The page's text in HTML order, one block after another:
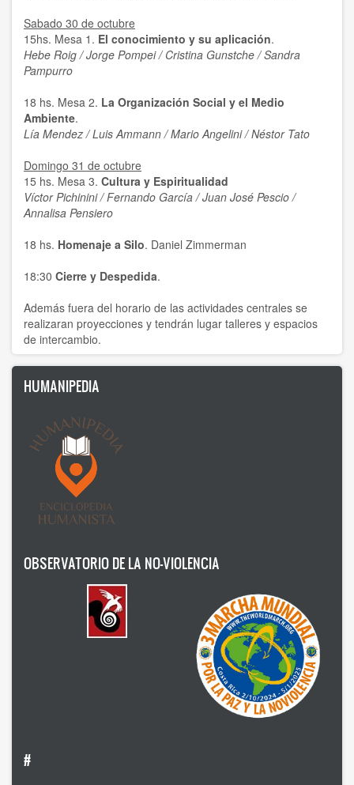
2025
Angélica Soler
C Braulio
CSU Salvatore Puledda
Carlos Crespo Burgos
Centro Mondiale di Studi Umanista
Centro Mundial Estudios Humanistas
Centro Mundial de Estudios Humanistas
Daniel R. León
Dionísia Sá
Doris Balvín
Edmondo Grassi
Eduardo Gozalo
Federico Rojas
Fernando Garzón Orellana
Sabado 30 de octubre
15hs. Mesa 1. El conocimiento y su aplicación.
Hebe Roig / Jorge Pompei / Cristina Gunstche / Sandra
Pampurro
18 hs. Mesa 2. La Organización Social y el Medio
Ambiente.
Lía Mendez / Luis Ammann / Mario Angelini / Néstor Tato
Domingo 31 de octubre
15 hs. Mesa 3. Cultura y Espiritualidad
Víctor Pichinini / Fernando García / Juan José Pescio /
Annalisa Pensiero
18 hs. Homenaje a Silo. Daniel Zimmerman
18:30 Cierre y Despedida.
Además fuera del horario de las actividades centrales se
realizaran proyecciones y tendrán lugar talleres y espacios
de intercambio.
HUMANIPEDIA
OBSERVATORIO DE LA NO-VIOLENCIA
#